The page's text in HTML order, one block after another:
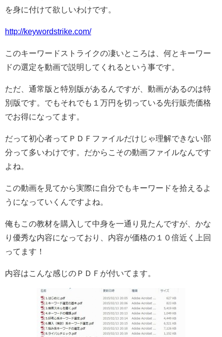
を身に付けて欲しいわけです。
http://keywordstrike.com/
このキーワードストライクの凄いところは、何とキーワー
ドの選定を動画で説明してくれるという事です。
ただ、通常版と特別版があるんですが、動画があるのは特
別版です。でもそれでも１万円を切っている先行販売価格
でお得になってます。
だって初心者ってＰＤＦファイルだけじゃ理解できない部
分って多いわけです。だからこその動画ファイルなんです
よね。
この動画を見てから実際に自分でもキーワードを拾えるよ
うになっていくんですよね。
俺もこの教材を購入して中身を一通り見たんですが、かな
り優秀な内容になっており、内容が価格の１０倍近く上回
ってます！
内容はこんな感じのＰＤＦが付いてます。